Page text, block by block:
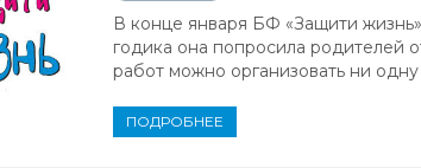
В конце января БФ «Защити
годика она попросила родителей
работ можно организовать ни одну
ПОДРОБНЕЕ